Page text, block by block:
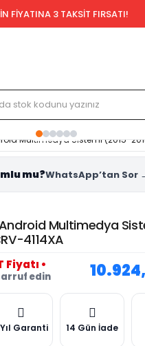
FİYATINA 3 TAKSİT FIRSATI!
mu?
Multimedya
4114XA
Fiyatı •
edin
Garanti 14 Gün İade